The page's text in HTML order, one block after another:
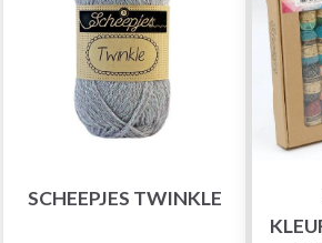
SCHEEPJES TWINKLE